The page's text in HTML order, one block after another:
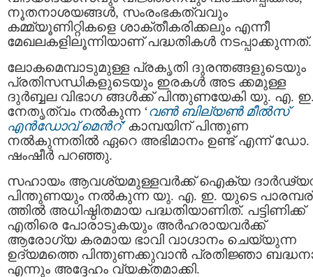
നൂതനാശയങ്ങൾ, സംരംഭകത്വവും
കമ്മ്യൂണിറ്റികളെ ശാക്തീകരിക്കലും എന്നീ
മേഖലകളിലൂന്നിയാണ് പദ്ധതികൾ നടപ്പാക്കുന്നത്.
ലോകമെമ്പാടുമുള്ള പ്രകൃതി ദുരന്തങ്ങളുടെയും
പ്രതിസന്ധികളുടെയും ഇരകള്‍ അട ക്കമുള്ള
ദുർബ്ബല വിഭാഗ ങ്ങൾക്ക് പിന്തുണയേകി യു. എ.
നേതൃത്വം നൽകുന്ന ‘വൺ ബില്യൺ മീൽസ്
എൻഡോവ്‌ മെന്‍റ്’ കാമ്പയിന് പിന്തുണ
നല്‍കുന്നതിൽ ഏറെ അഭിമാനം ഉണ്ട് എന്ന് ഡോ.
ഷംഷീർ പറഞ്ഞു.
സഹായം ആവശ്യമുള്ളവർക്ക് ഐക്യ
പിന്തുണയും നൽകുന്ന യു. എ. ഇ. യുടെ
ത്തിൽ അധിഷ്ഠിതമായ പദ്ധതിയാണിത്. പട്ടിണിക്ക്
എതിരെ പോരാടുകയും അർഹരായവർക്ക്
ആരോഗ്യ കരമായ ഭാവി വാഗ്ദാനം ചെയ്യുന്ന
ഉദ്യമത്തെ പിന്തുണക്കുവാന്‍ പ്രതിജ്ഞാ
എന്നും അദ്ദേഹം വ്യക്തമാക്കി.